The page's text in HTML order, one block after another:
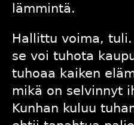
lämmintä.
Hallittu voima,
se voi tuhota
tuhoaa kaiken
mikä on selvinnyt
Kunhan kuluu